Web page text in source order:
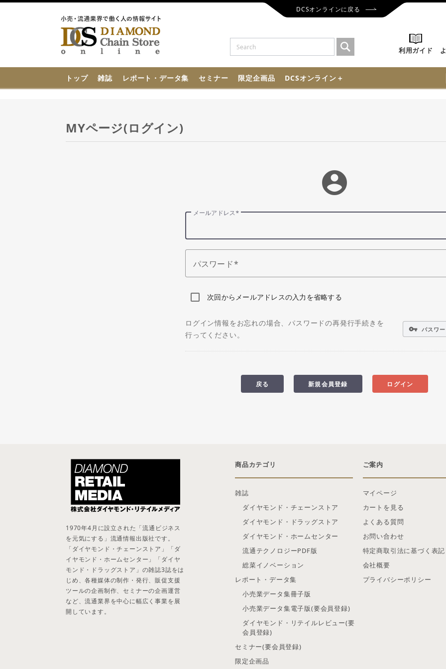
DCSオンラインに戻る
利用ガイド
トップ 雑誌 レポート・データ集 セミナー 限定企画品 DCSオンライン＋
MYページ(ログイン)
account_circle
メールアドレス
パスワード
次回からメールアドレスの入力を省略する
ログイン情報をお忘れの場合、パスワードの再発行手続きを
行ってください。
vpn_key パスワ
ログイン
新規会員登録
戻る
商品カテゴリ
雑誌
ダイヤモンド・チェーンストア
ダイヤモンド・ドラッグストア
ダイヤモンド・ホームセンター
流通テクノロジーPDF版
総菜イノベーション
レポート・データ集
小売業データ集冊子版
小売業データ集電子版(要会員登録)
ダイヤモンド・リテイルレビュー(要
会員登録)
セミナー(要会員登録)
限定企画品
ご案内
マイページ
カートを見る
よくある質問
お問い合わせ
特定商取引法に基づく表記
会社概要
プライバシーポリシー
1970年4月に設立された「流通ビジネス
を元気にする」流通情報出版社です。
「ダイヤモンド・チェーンストア」「ダ
イヤモンド・ホームセンター」「ダイヤ
モンド・ドラッグストア」の雑誌3誌をは
じめ、各種媒体の制作・発行、販促支援
ツールの企画制作、セミナーの企画運営
など、流通業界を中心に幅広く事業を展
開しています。